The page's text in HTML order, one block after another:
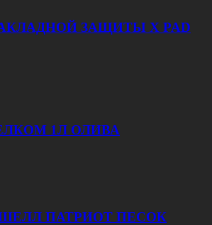
ЗАЩИТЫ X PAD
1Л ОЛИВА
ПАТРИОТ ПЕСОК